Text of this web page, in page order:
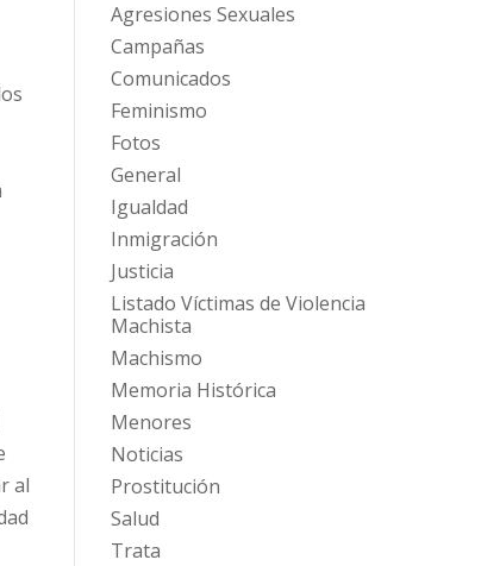
al
Agresiones Sexuales
Campañas
Comunicados
Feminismo
Fotos
General
Igualdad
Inmigración
Justicia
Listado Víctimas de Violencia
Machista
Machismo
Memoria Histórica
Menores
Noticias
Prostitución
Salud
Trata